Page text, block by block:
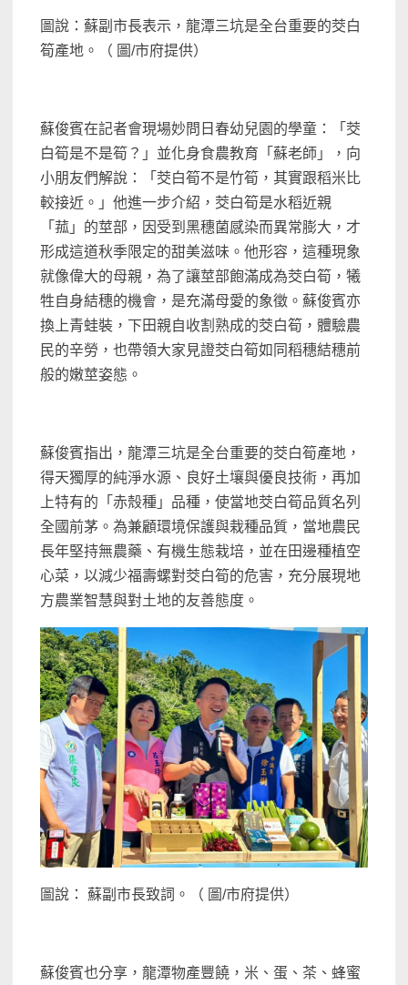
圖說：蘇副市長表示，龍潭三坑是全台重要的茭白
筍產地。（ 圖/市府提供）
蘇俊賓在記者會現場妙問日春幼兒園的學童：「茭
白筍是不是筍？」並化身食農教育「蘇老師」，向
小朋友們解說：「茭白筍不是竹筍，其實跟稻米比
較接近。」他進一步介紹，茭白筍是水稻近親
「菰」的莖部，因受到黑穗菌感染而異常膨大，才
形成這道秋季限定的甜美滋味。他形容，這種現象
就像偉大的母親，為了讓莖部飽滿成為茭白筍，犧
牲自身結穗的機會，是充滿母愛的象徵。蘇俊賓亦
換上青蛙裝，下田親自收割熟成的茭白筍，體驗農
民的辛勞，也帶領大家見證茭白筍如同稻穗結穗前
般的嫩莖姿態。
蘇俊賓指出，龍潭三坑是全台重要的茭白筍產地，
得天獨厚的純淨水源、良好土壤與優良技術，再加
上特有的「赤殼種」品種，使當地茭白筍品質名列
全國前茅。為兼顧環境保護與栽種品質，當地農民
長年堅持無農藥、有機生態栽培，並在田邊種植空
心菜，以減少福壽螺對茭白筍的危害，充分展現地
方農業智慧與對土地的友善態度。
圖說： 蘇副市長致詞。（ 圖/市府提供）
蘇俊賓也分享，龍潭物產豐饒，米、蛋、茶、蜂蜜